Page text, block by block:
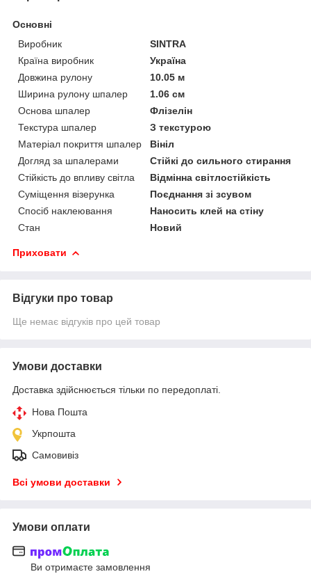
Основні
Виробник
SINTRA
Країна виробник
Україна
Довжина рулону
10.05 м
Ширина рулону шпалер
1.06 см
Основа шпалер
Флізелін
Текстура шпалер
З текстурою
Матеріал покриття шпалер
Вініл
Догляд за шпалерами
Стійкі до сильного стирання
Стійкість до впливу світла
Відмінна світлостійкість
Суміщення візерунка
Поєднання зі зсувом
Спосіб наклеювання
Наносить клей на стіну
Стан
Новий
Приховати
Відгуки про товар
Ще немає відгуків про цей товар
Умови доставки
Доставка здійснюється тільки по передоплаті.
Нова Пошта
Укрпошта
Самовивіз
Всі умови доставки
Умови оплати
Ви отримаєте замовлення